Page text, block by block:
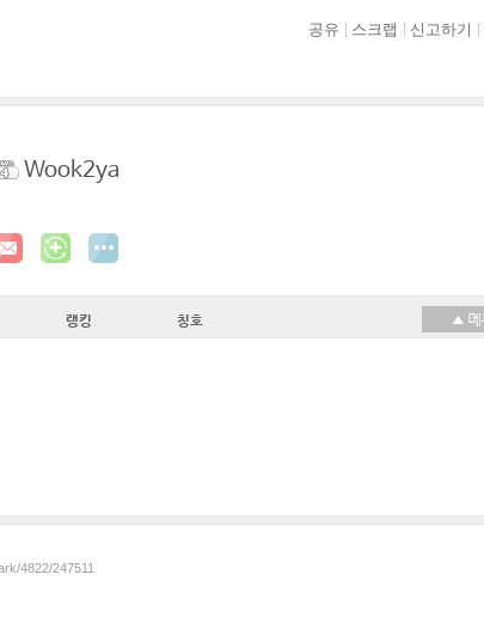
공유 스크랩 신고하기
Wook2ya
랭킹 칭호
4822/247511